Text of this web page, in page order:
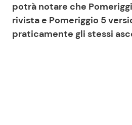
Info
potrà notare che
rivista e Pomeriggio 5
praticamente gli stessi